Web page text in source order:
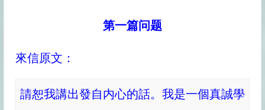
第一篇问题
來信原文：
請恕我講出發自内心的話。我是一個真誠學